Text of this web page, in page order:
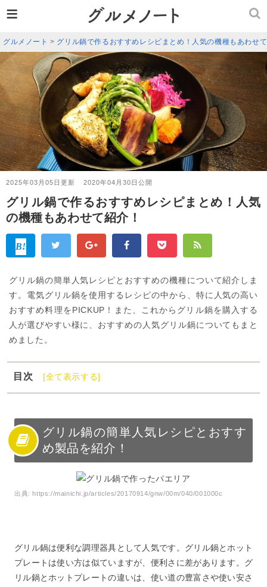
グルメノート > グリル鍋で作るおすすめレシピまとめ！人気の機種もあわせ
2025年03月05日更新 2020年04月30日公開
グリル鍋で作るおすすめレシピまとめ！人気
の機種もあわせて紹介！
グリル鍋の簡単人気レシピとおすすめの機種について紹介しま
す。電気グリル鍋を使用するレシピの中から、特に人気の高い
おすすめ料理をPICKUP！また、これからグリル鍋を購入する
人が選びやすい様に、おすすめの人気グリル鍋についてもまと
めました。
目次
[全て表示する]
1
グリル鍋の簡単人気レシピとおすすめ製品を紹介！
3
グリル鍋の簡単人気レシピ
4
使い勝手が良い人気のグリル鍋
5
人気グリル鍋のレシピで食卓を華やかにしよう！
グリル鍋の簡単人気レシピとおすす
め製品を紹介！
出典:https://mainichi.jp/articles/20170914/gnw/00m/040/001000c
グリル鍋は便利な調理器具として人気です。グリル鍋とホット
プレートは使い方は似ていますが、便利さに差があります。グ
リル鍋とホットプレートの違いは、使い道の豊富さや使い安さ
≡